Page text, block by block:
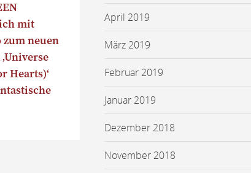
mit
neuen
Hearts)‘
April 2019
März 2019
Februar 2019
Januar 2019
Dezember 2018
November 2018